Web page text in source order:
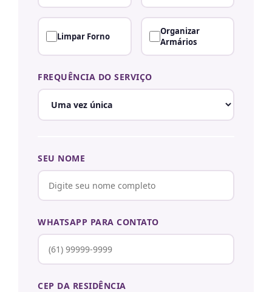
Limpar Forno
Organizar
Armários
FREQUÊNCIA DO SERVIÇO
SEU NOME
WHATSAPP PARA CONTATO
CEP DA RESIDÊNCIA